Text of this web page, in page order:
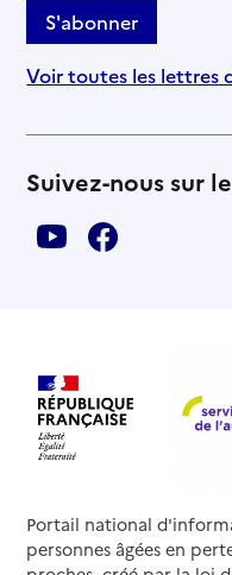
S'abonner
Voir toutes les lettres
Suivez-nous sur
Portail national
personnes âgées en